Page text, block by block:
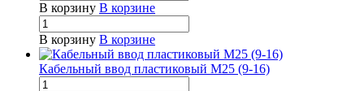
В корзину В корзине
В корзину В корзине
Кабельный ввод пластиковый М25 (9-16)